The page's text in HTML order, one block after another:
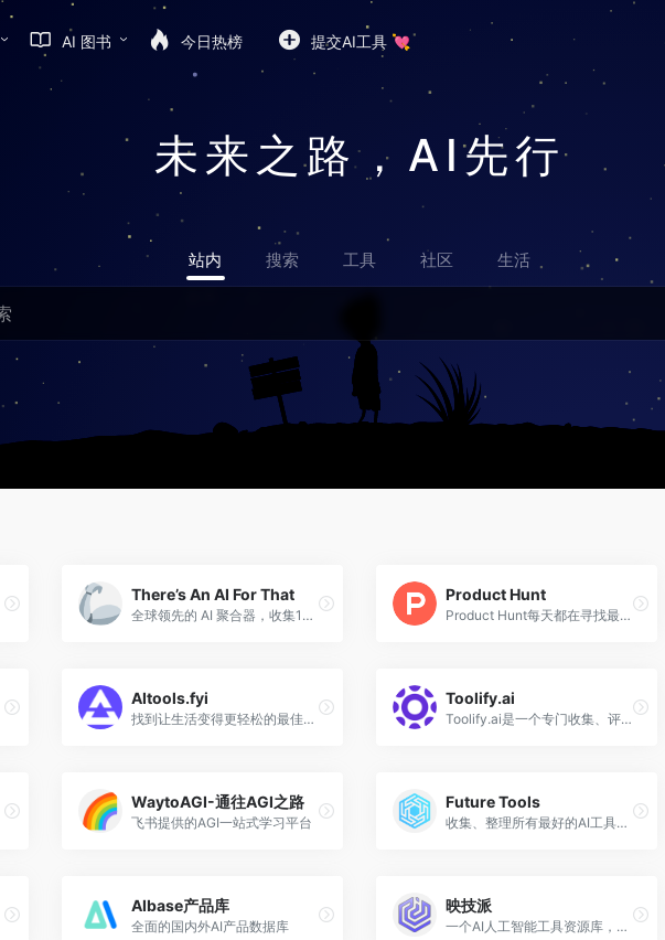
AI 图书 今日热榜 提交AI工具 💘
未来之路，AI先行
站内 搜索 工具 社区 生活
There’s An AI For That
全球领先的 AI 聚合器，收集10,225个AI工具，可用于超过2,548个任务。
Product Hunt
Product Hunt每天都在寻找最好的新产品。
AItools.fyi
找到让生活变得更轻松的最佳AI工具！
Toolify.ai
Toolify.ai是一个专门收集、评测AI工具和服务的网址导航站
WaytoAGI-通往AGI之路
飞书提供的AGI一站式学习平台
Future Tools
收集、整理所有最好的AI工具，让你也可以成为超人
AIbase产品库
全面的国内外AI产品数据库
映技派
一个AI人工智能工具资源库，优选有用、高效的gpt人工智能AI工具